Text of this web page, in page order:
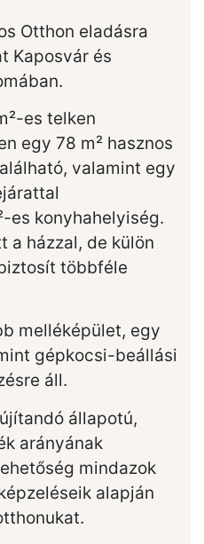
Otthon eladásra
Kaposvár és
es telken
egy 78 m² hasznos
valamint egy
es konyhahelyiség.
a házzal, de külön
többféle
melléképület, egy
gépkocsi-beállási
áll.
állapotú,
arányának
mindazok
alapján